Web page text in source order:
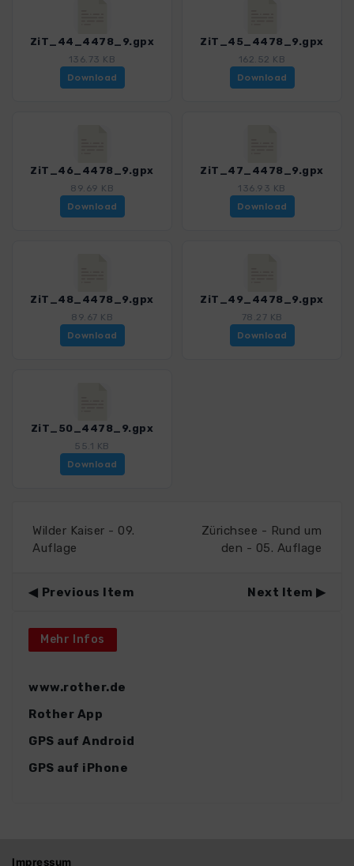
ZiT_44_4478_9.gpx
136.73 KB
Download
ZiT_45_4478_9.gpx
162.52 KB
Download
ZiT_46_4478_9.gpx
89.69 KB
Download
ZiT_47_4478_9.gpx
136.93 KB
Download
ZiT_48_4478_9.gpx
89.67 KB
Download
ZiT_49_4478_9.gpx
78.27 KB
Download
ZiT_50_4478_9.gpx
55.1 KB
Download
Wilder Kaiser - 09.
Auflage
Zürichsee - Rund um
den - 05. Auflage
Previous Item Next Item
Mehr Infos
www.rother.de
Rother App
GPS auf Android
GPS auf iPhone
Impressum